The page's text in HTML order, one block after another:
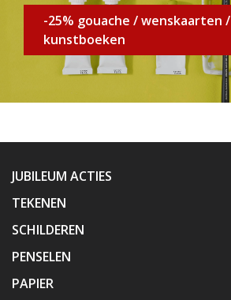
-25% gouache / wenskaarten /
kunstboeken
JUBILEUM ACTIES
TEKENEN
SCHILDEREN
PENSELEN
PAPIER